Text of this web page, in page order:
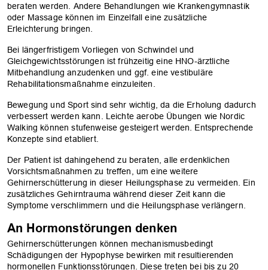
beraten werden. Andere Behandlungen wie Krankengymnastik
oder Massage können im Einzelfall eine zusätzliche
Erleichterung bringen.
Bei längerfristigem Vorliegen von Schwindel und
Gleichgewichtsstörungen ist frühzeitig eine HNO-ärztliche
Mitbehandlung anzudenken und ggf. eine vestibuläre
Rehabilitationsmaßnahme einzuleiten.
Bewegung und Sport sind sehr wichtig, da die Erholung dadurch
verbessert werden kann. Leichte aerobe Übungen wie Nordic
Walking können stufenweise gesteigert werden. Entsprechende
Konzepte sind etabliert.
Der Patient ist dahingehend zu beraten, alle erdenklichen
Vorsichtsmaßnahmen zu treffen, um eine weitere
Gehirnerschütterung in dieser Heilungsphase zu vermeiden. Ein
zusätzliches Gehirntrauma während dieser Zeit kann die
Symptome verschlimmern und die Heilungsphase verlängern.
An Hormonstörungen denken
Gehirnerschütterungen können mechanismusbedingt
Schädigungen der Hypophyse bewirken mit resultierenden
hormonellen Funktionsstörungen. Diese treten bei bis zu 20